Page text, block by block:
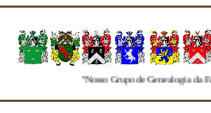
"Nosso Grupo de Genealogia da Familia Freire